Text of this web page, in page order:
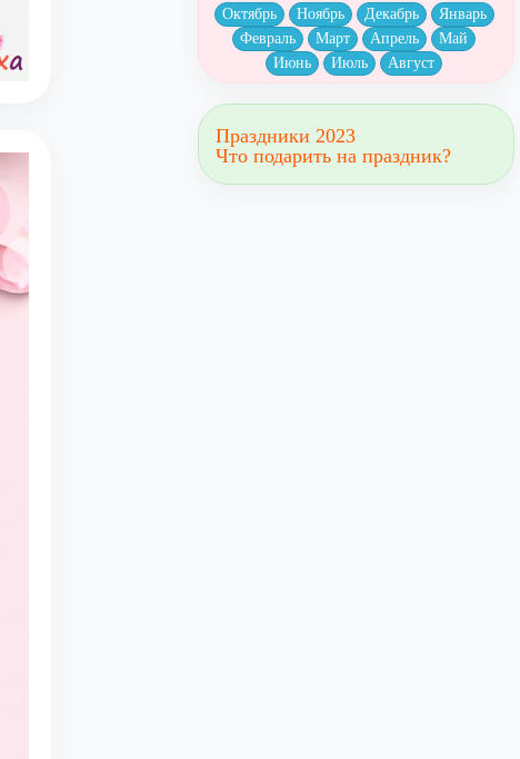
Октябрь Ноябрь Декабрь
Январь
Февраль
Март Апрель
Май
Июнь
Июль Август
Праздники 2023
Что подарить на праздник?